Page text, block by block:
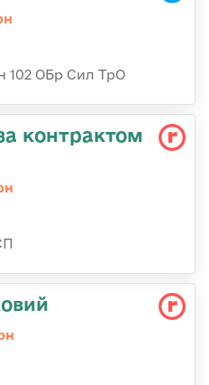
102 ОБр Сил ТрО
контрактом